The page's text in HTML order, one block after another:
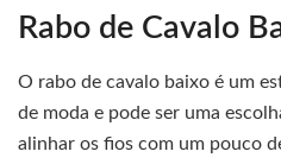
Rabo de Cavalo
O rabo de cavalo baixo é um
de moda e pode ser uma
alinhar os fios com um pouco